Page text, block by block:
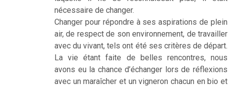
nécessaire de changer.
Changer pour répondre à ses aspirations de plein
air, de respect de son environnement, de travailler
avec du vivant, tels ont été ses critères de départ.
La vie étant faite de belles rencontres, nous
avons eu la chance d’échanger lors de réflexions
avec un maraîcher et un vigneron chacun en bio et